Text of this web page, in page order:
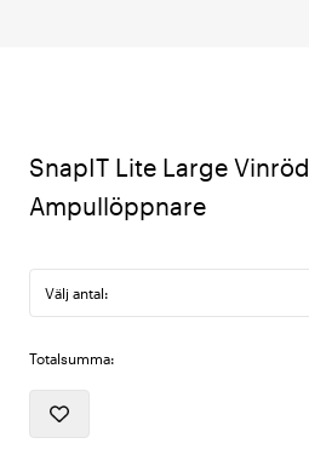
SnapIT Lite Large Vinröd
Ampullöppnare
Välj antal:
Totalsumma: